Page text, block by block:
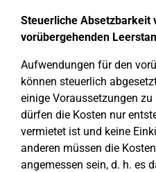
Steuerliche Absetzbarkeit
vorübergehenden
Aufwendungen für den
können steuerlich
einige Voraussetzungen
dürfen die Kosten nur
vermietet ist und keine
anderen müssen die
angemessen sein, d. h. es